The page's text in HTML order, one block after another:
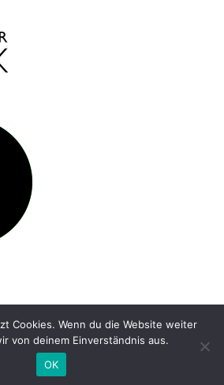
DATENSCHUTZ
Cookies. Wenn du die Website weiter
von deinem Einverständnis aus.
OK